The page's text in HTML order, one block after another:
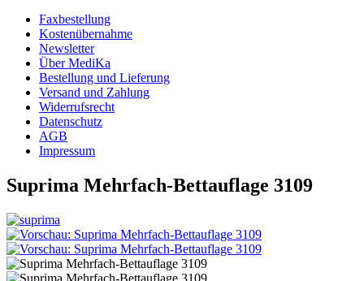
Faxbestellung
Kostenübernahme
Newsletter
Über MediKa
Bestellung und Lieferung
Versand und Zahlung
Widerrufsrecht
Datenschutz
AGB
Impressum
Suprima Mehrfach-Bettauflage 3109